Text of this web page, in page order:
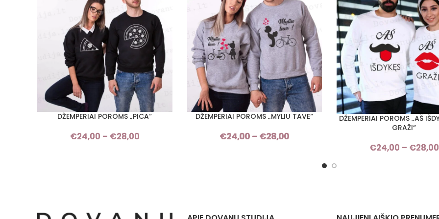
PASIRINKTI SAVYBES
DŽEMPERIAI POROMS „PICA“
€24,00 – €28,00
PASIRINKTI SAVYBES
DŽEMPERIAI POROMS „MYLIU TAVE“
€24,00 – €28,00
through
PASIRINKTI SAVYBES
DŽEMPERIAI POROMS „AŠ
GRAŽI“
€24,00 – €28,00